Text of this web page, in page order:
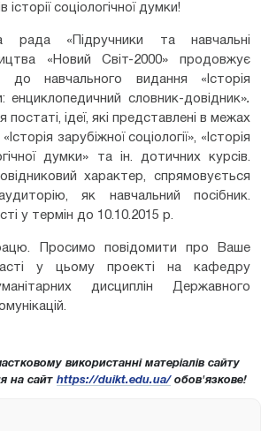
соціологічної думки!
рада «Підручники та навчальні
«Новий Світ-2000» продовжує
до навчального видання «Історія
енциклопедичний словник-довідник».
ідеї, які представлені в межах
зарубіжної соціології», «Історія
думки» та ін. дотичних курсів.
характер, спрямовується
як навчальний посібник.
у термін до 10.10.2015 р.
Просимо повідомити про Ваше
у цьому проекті на кафедру
дисциплін Державного
використанні матеріалів сайту
на сайт https://duikt.edu.ua/обов'язкове!